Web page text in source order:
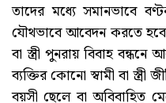
তাদের মধ্যে সমানভাবে
যৌথভাবে আবেদন করতে
বা স্ত্রী পুনরায় বিবাহ
ব্যক্তির কোনো স্বামী বা
বয়সী ছেলে বা অবিবাহিত